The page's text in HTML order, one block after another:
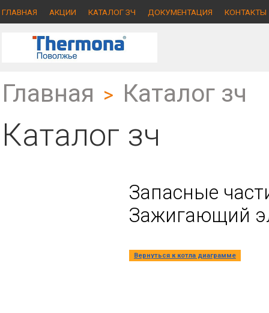
ГЛАВНАЯ АКЦИИ КАТАЛОГ ЗЧ ДОКУМЕНТАЦИЯ КОНТАКТЫ
Главная > Каталог зч
Каталог зч
Запасные
Зажигающий
Вернуться к котла диаграмме